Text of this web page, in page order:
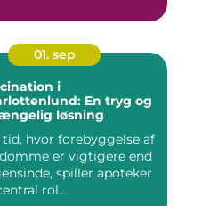
01. sep
i
En tryg og
løsning
tid, hvor forebyggelse af
er vigtigere end
spiller apoteker
rol...